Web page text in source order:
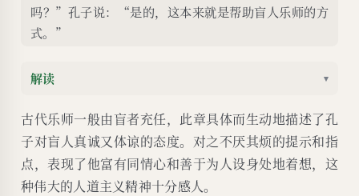
吗？”孔子说：“是的，这本来就是帮助盲人乐师的方
式。”
解读 ▾
古代乐师一般由盲者充任，此章具体而生动地描述了孔
子对盲人真诚又体谅的态度。对之不厌其烦的提示和指
点，表现了他富有同情心和善于为人设身处地着想，这
种伟大的人道主义精神十分感人。